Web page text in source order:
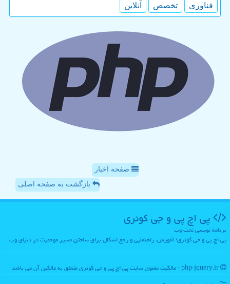
فناوری
تخصص آنلاین
صفحه اخبار
بازگشت به صفحه اصلی
پی اچ پی و جی كوئری
برنامه نویسی تحت وب
پی اچ پی و جی کوئری؛ آموزش، راهنمایی و رفع اشکال برای ساختن مسیر موفقیت در دنیای وب